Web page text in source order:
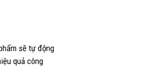
sẽ tự động
quả công